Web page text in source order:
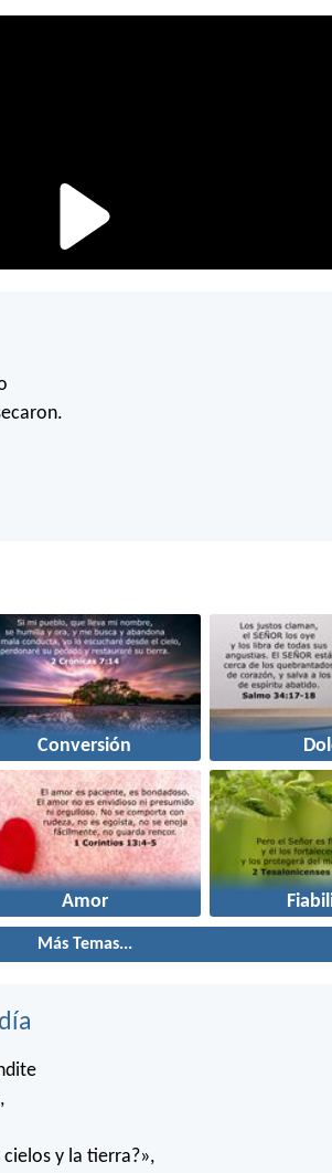
Conversión
Amor
Más Temas...
cielos y la tierra?»,